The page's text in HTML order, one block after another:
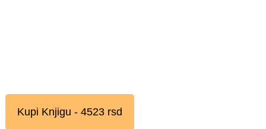
Kupi Knjigu - 4523 rsd